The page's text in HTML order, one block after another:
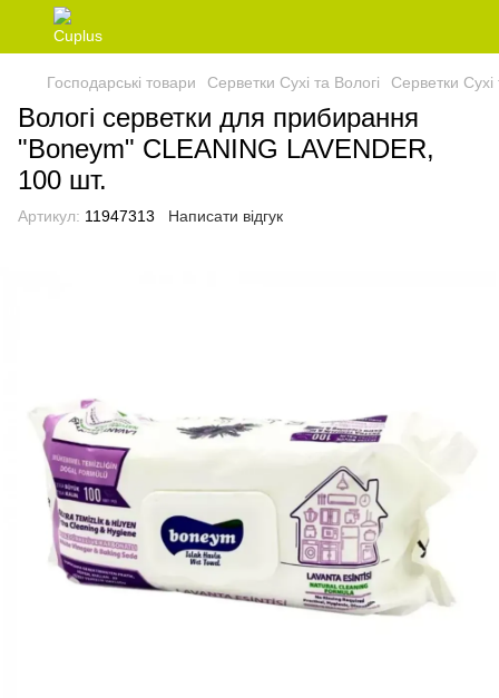
Господарські товари Серветки Сухі та Вологі Серветки
Вологі серветки для прибирання
"Boneym" CLEANING LAVENDER,
100 шт.
Артикул: 11947313 Написати відгук